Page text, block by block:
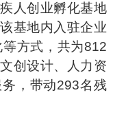
人创业孵化基地
基地内入驻企业
方式，共为812
创设计、人力资
，带动293名残